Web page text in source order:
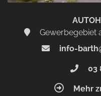
Gewerbegebiet
info-
03
Mehr